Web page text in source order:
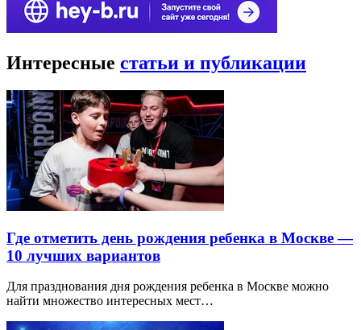
Интересные статьи и публикации
Где отметить день рождения ребенка в Москве —
10 лучших вариантов
Для празднования дня рождения ребенка в Москве можно
найти множество интересных мест…